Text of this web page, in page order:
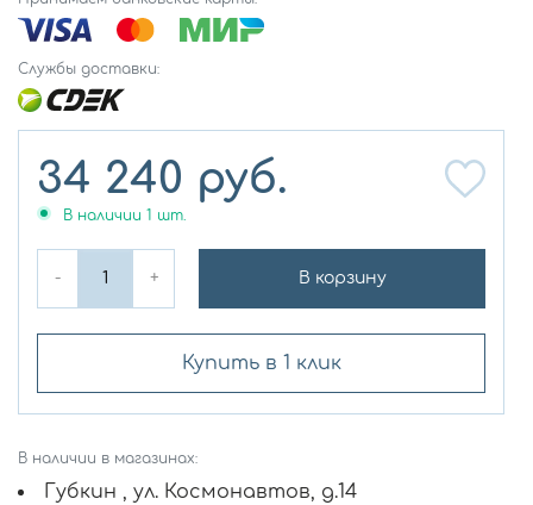
Службы доставки:
34 240 руб.
В наличии 1 шт.
- + В корзину
Купить в 1 клик
В наличии в магазинах:
Губкин , ул. Космонавтов, д.14